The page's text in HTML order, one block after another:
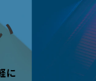
に